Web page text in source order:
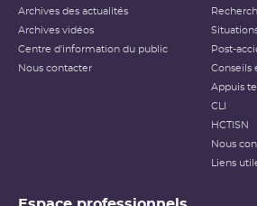
sûreté ou de la
. Cette
applicable aux événements survenant
événements ayant des conséquences,
réelles, sur la radioprotection du public
Elle ne s’applique pas aux événements
habituellement utilisés pour classer les
reçue notamment) n’étant pas
Échelle INES pour
classement des
Archives des actualités
Archives vidéos
Centre d'information du public
Nous contacter
Post-
Conseils
Appuis
CLI
HCTISN
Nous
Liens